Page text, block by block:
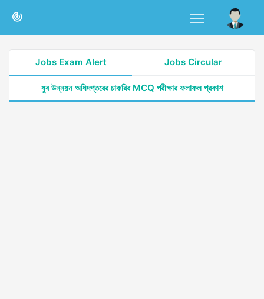
Jobs Exam Alert Jobs Circular
যুব উন্নয়ন অধিদপ্তরের চাকরির MCQ পরীক্ষার ফলাফল প্রকাশ